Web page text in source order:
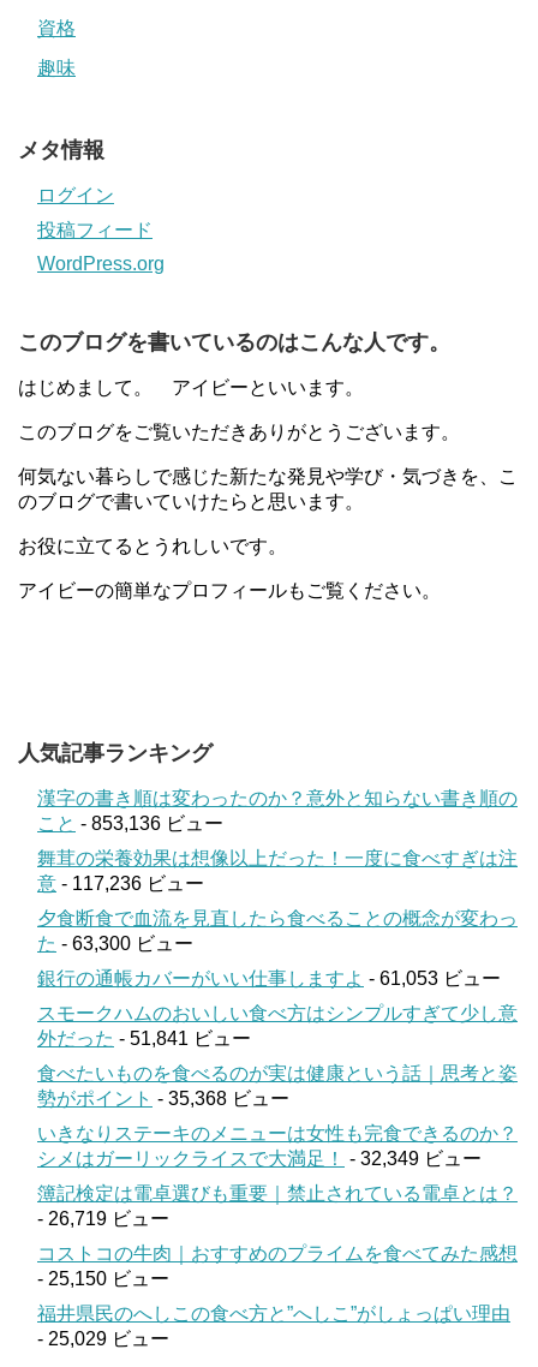
資格
趣味
メタ情報
ログイン
投稿フィード
WordPress.org
このブログを書いているのはこんな人です。
はじめまして。 アイビーといいます。
このブログをご覧いただきありがとうございます。
何気ない暮らしで感じた新たな発見や学び・気づきを、こ
のブログで書いていけたらと思います。
お役に立てるとうれしいです。
アイビーの簡単なプロフィールもご覧ください。
人気記事ランキング
漢字の書き順は変わったのか？意外と知らない書き順の
こと - 853,136 ビュー
舞茸の栄養効果は想像以上だった！一度に食べすぎは注
意 - 117,236 ビュー
夕食断食で血流を見直したら食べることの概念が変わっ
た - 63,300 ビュー
銀行の通帳カバーがいい仕事しますよ - 61,053 ビュー
スモークハムのおいしい食べ方はシンプルすぎて少し意
外だった - 51,841 ビュー
食べたいものを食べるのが実は健康という話｜思考と姿
勢がポイント - 35,368 ビュー
いきなりステーキのメニューは女性も完食できるのか？
シメはガーリックライスで大満足！
- 32,349 ビュー
簿記検定は電卓選びも重要｜禁止されている電卓とは？
- 26,719 ビュー
コストコの牛肉｜おすすめのプライムを食べてみた感想
- 25,150 ビュー
福井県民のへしこの食べ方と”へしこ”がしょっぱい理由
- 25,029 ビュー